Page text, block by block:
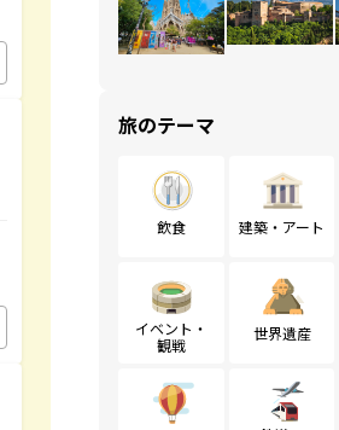
旅のテーマ
飲食 建築・アート
イベント・
観戦
世界遺産